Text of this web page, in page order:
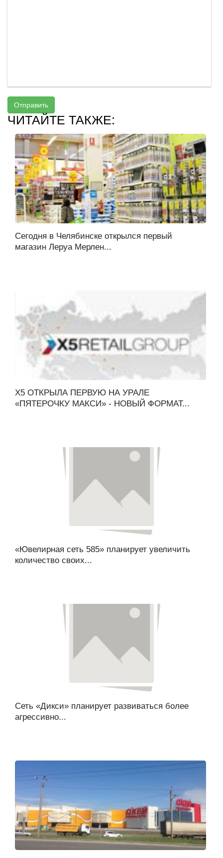
Отправить
ЧИТАЙТЕ ТАКЖЕ:
Сегодня в Челябинске открылся первый
магазин Леруа Мерлен...
Х5 ОТКРЫЛА ПЕРВУЮ НА УРАЛЕ
«ПЯТЕРОЧКУ МАКСИ» - НОВЫЙ ФОРМАТ...
«Ювелирная сеть 585» планирует увеличить
количество своих...
Сеть «Дикси» планирует развиваться более
агрессивно...